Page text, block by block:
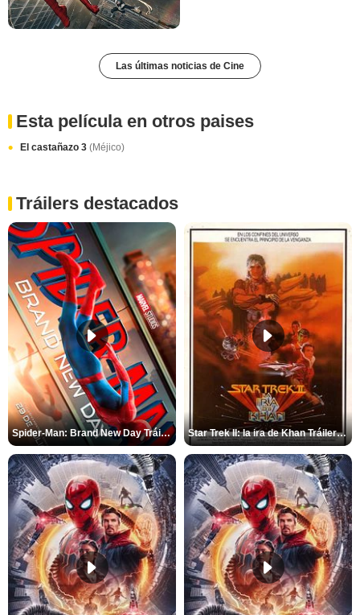
Las últimas noticias de Cine
Esta película en otros paises
El castañazo 3 (Méjico)
Tráilers destacados
Spider-Man: Brand New Day Tráiler (3) Star Trek II: la ira de Khan Tráiler VO